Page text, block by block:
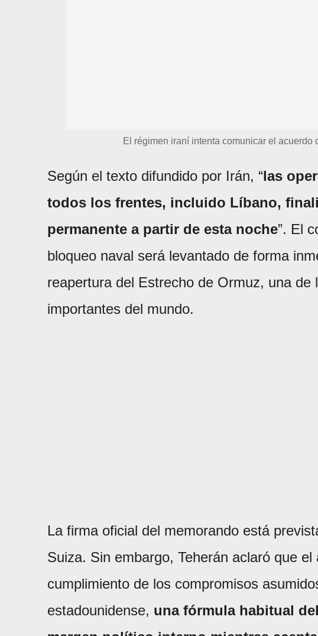
El régimen iraní intenta comunicar el acuerdo
Según el texto difundido por Irán, “las
todos los frentes, incluido Líbano,
permanente a partir de esta noche”. El
bloqueo naval será levantado de forma
reapertura del Estrecho de Ormuz, una de
importantes del mundo.
La firma oficial del memorando está
Suiza. Sin embargo, Teherán aclaró que
cumplimiento de los compromisos
estadounidense, una fórmula habitual